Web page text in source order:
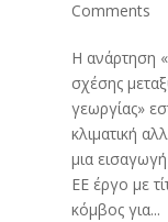
Comments
Η ανάρτηση
σχέσης
γεωργίας»
κλιματική
μια
ΕΕ έργο με
κόμβος για...